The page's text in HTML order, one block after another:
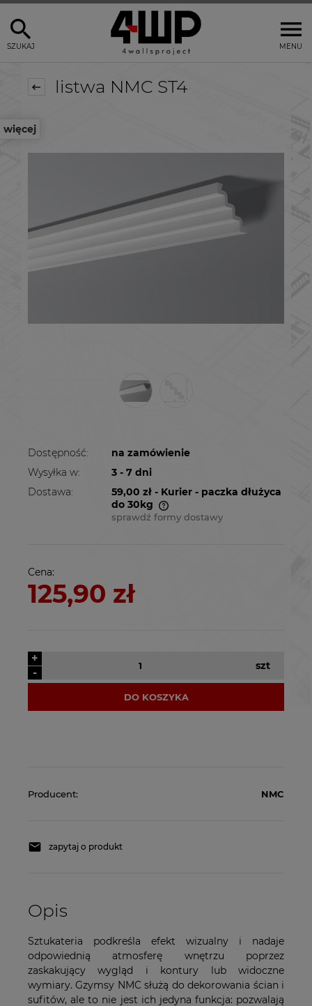
MENU
SZUKAJ
więcej
listwa NMC ST4
Dostępność:
na zamówienie
Wysyłka w:
3 - 7 dni
Dostawa:
59,00 zł - Kurier - paczka dłużyca
do 30kg
Cena nie zawiera ewentualnych kosztów
sprawdź formy dostawy
Cena:
125,90 zł
-
+
szt
DO KOSZYKA
Producent: NMC
zapytaj o produkt
Opis
Sztukateria podkreśla efekt wizualny i nadaje
odpowiednią atmosferę wnętrzu poprzez
zaskakujący wygląd i kontury lub widoczne
wymiary. Gzymsy NMC służą do dekorowania ścian i
sufitów, ale to nie jest ich jedyna funkcja: pozwalają